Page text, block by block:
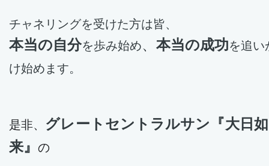
チャネリングを受けた方は皆、
本当の自分を歩み始め、 本当の成功を追い
け始めます。
是非、 グレートセントラルサン『大日如
来』の